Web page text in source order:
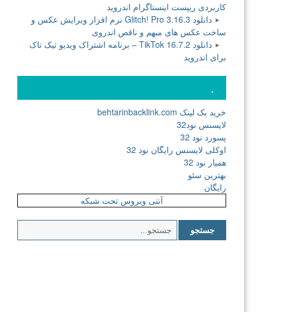
کاربردی ریپست اینستاگرام اندروید
دانلود Glitch! Pro 3.16.3 نرم افزار ویرایش عکس و
ساخت عکس های مبهم و ناقص اندروی
دانلود TikTok 16.7.2 – برنامه اشتراک ویدیو تیک تاک
برای اندروید
.
خرید بک لینک behtarinbacklink.com
لایسنس نود32
پسورد نود 32
اوکلی لایسنس رایگان نود 32
همیار نود 32
بهترین سئو
رایگان
آنتی ویروس تحت شبکه
برای: